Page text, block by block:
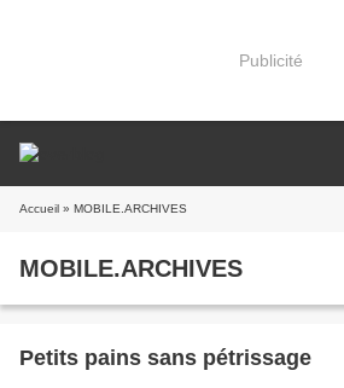
Publicité
Accueil » MOBILE.ARCHIVES
MOBILE.ARCHIVES
Petits pains sans pétrissage